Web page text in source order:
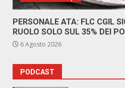
PERSONALE ATA: FLC CGIL
RUOLO SOLO SUL 35% DEI
6 Agosto 2026
PODCAST